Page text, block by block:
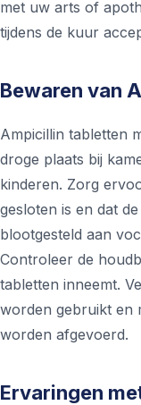
met uw arts of
tijdens de kuur
Bewaren van
Ampicillin tabletten
droge plaats bij
kinderen. Zorg
gesloten is en dat
blootgesteld aan
Controleer de
tabletten inneemt.
worden gebruikt en
worden afgevoerd.
Ervaringen